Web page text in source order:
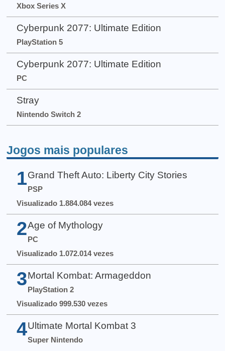
Xbox Series X
Cyberpunk 2077: Ultimate Edition
PlayStation 5
Cyberpunk 2077: Ultimate Edition
PC
Stray
Nintendo Switch 2
Jogos mais populares
1 Grand Theft Auto: Liberty City Stories
PSP
Visualizado 1.884.084 vezes
2 Age of Mythology
PC
Visualizado 1.072.014 vezes
3 Mortal Kombat: Armageddon
PlayStation 2
Visualizado 999.530 vezes
4 Ultimate Mortal Kombat 3
Super Nintendo